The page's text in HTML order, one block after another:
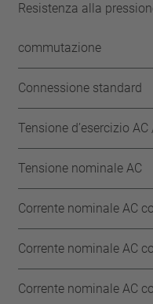
Resistenza alla
commutazione
Connessione standard
Tensione d’esercizio AC
Tensione nominale AC
Corrente nominale AC
Corrente nominale AC
Corrente nominale AC